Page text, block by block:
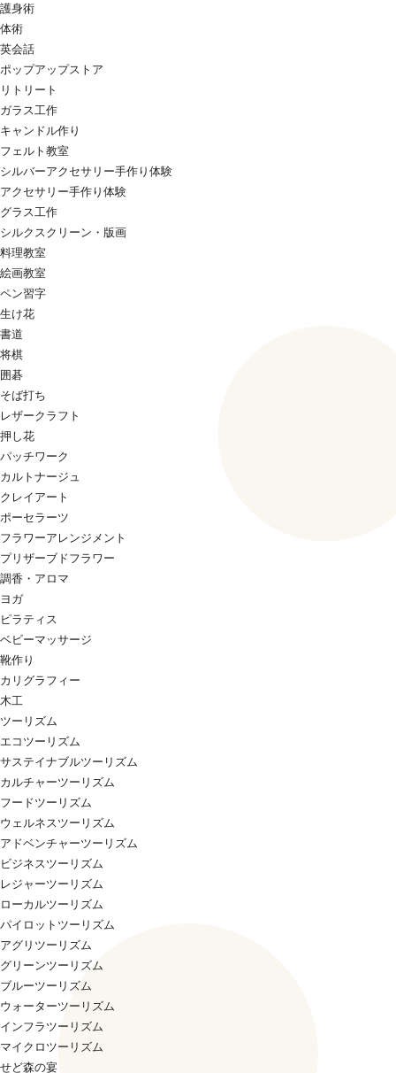
護身術
体術
英会話
ポップアップストア
リトリート
ガラス工作
キャンドル作り
フェルト教室
シルバーアクセサリー手作り体験
アクセサリー手作り体験
グラス工作
シルクスクリーン・版画
料理教室
絵画教室
ペン習字
生け花
書道
将棋
囲碁
そば打ち
レザークラフト
押し花
パッチワーク
カルトナージュ
クレイアート
ポーセラーツ
フラワーアレンジメント
プリザーブドフラワー
調香・アロマ
ヨガ
ピラティス
ベビーマッサージ
靴作り
カリグラフィー
木工
ツーリズム
エコツーリズム
サステイナブルツーリズム
カルチャーツーリズム
フードツーリズム
ウェルネスツーリズム
アドベンチャーツーリズム
ビジネスツーリズム
レジャーツーリズム
ローカルツーリズム
パイロットツーリズム
アグリツーリズム
グリーンツーリズム
ブルーツーリズム
ウォーターツーリズム
インフラツーリズム
マイクロツーリズム
せど森の宴